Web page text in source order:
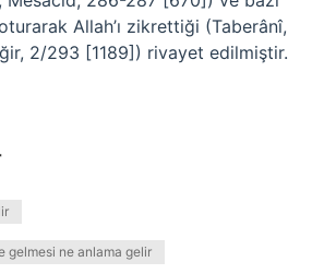
Allah’ı zikrettiği (Taberânî,
2/293 [1189]) rivayet edilmiştir.
gelmesi ne anlama gelir